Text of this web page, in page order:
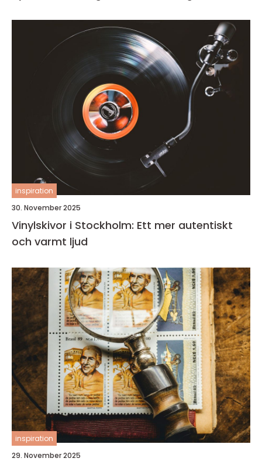
inspiration
30. November 2025
Vinylskivor i Stockholm: Ett mer autentiskt
och varmt ljud
inspiration
29. November 2025